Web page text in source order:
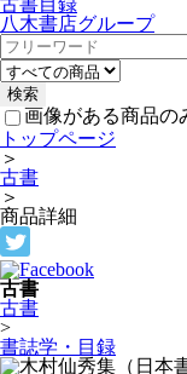
古書目録
八木書店グループ
画像がある商品の
トップページ
＞
古書
＞
商品詳細
古書
古書
>
書誌学・目録